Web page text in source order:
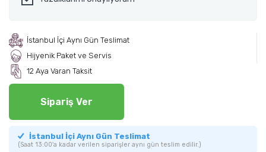
İstanbul İçi Aynı Gün Teslimat
Hijyenik Paket ve Servis
12 Aya Varan Taksit
Sipariş Ver
İstanbul İçi Aynı Gün Teslimat
(Saat 13:00'a kadar verilen siparişler aynı gün teslim edilir.)